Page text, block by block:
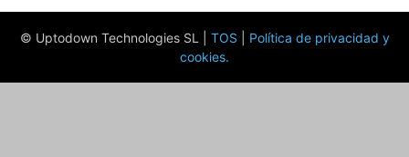
© Uptodown Technologies SL | TOS
Política de privacidad y
cookies.